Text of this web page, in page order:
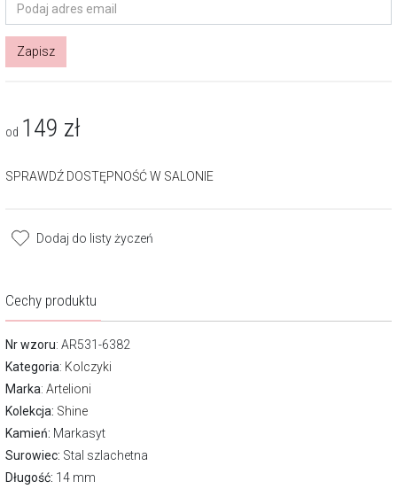
Zapisz
od 149 zł
SPRAWDŹ DOSTĘPNOŚĆ W SALONIE
Dodaj do listy życzeń
Cechy produktu
Nr wzoru: AR531-6382
Kategoria: Kolczyki
Marka: Artelioni
Kolekcja: Shine
Kamień: Markasyt
Surowiec: Stal szlachetna
Długość: 14 mm